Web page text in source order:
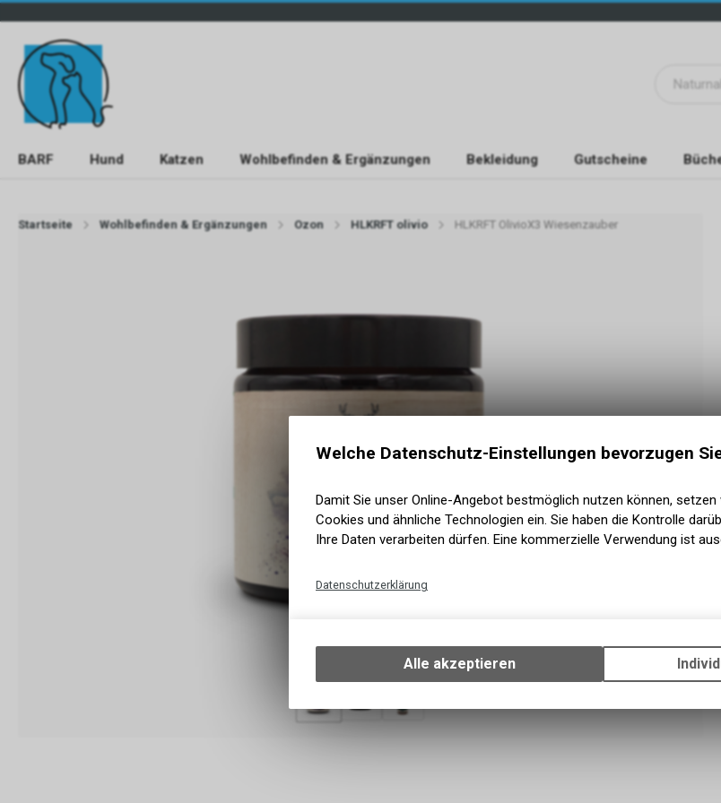
BARF Hund Katzen Wohlbefinden & Ergänzungen Bekleidung Gutscheine
Startseite Wohlbefinden & Ergänzungen Ozon HLKRFT olivio HLKRFT OlivioX3 Wiesenzauber
Welche Datenschutz-Einstellungen bevorzugen
Damit Sie unser Online-Angebot bestmöglich nutzen können,
Cookies und ähnliche Technologien ein. Sie haben die Kontrolle
Ihre Daten verarbeiten dürfen. Eine kommerzielle Verwendung ist
Datenschutzerklärung
Ihrem Gerät, um die grundlegenden Funktionen
Verwendung des Warenkorbs, zu ermöglichen. Bitte
zulassen.
Alle akzeptieren